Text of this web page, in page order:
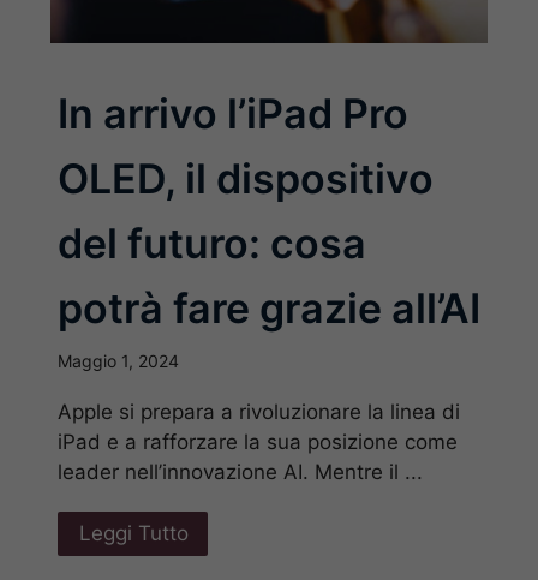
In arrivo l’iPad Pro
OLED, il dispositivo
del futuro: cosa
potrà fare grazie all’AI
Maggio 1, 2024
Apple si prepara a rivoluzionare la linea di
iPad e a rafforzare la sua posizione come
leader nell’innovazione AI. Mentre il ...
Leggi Tutto